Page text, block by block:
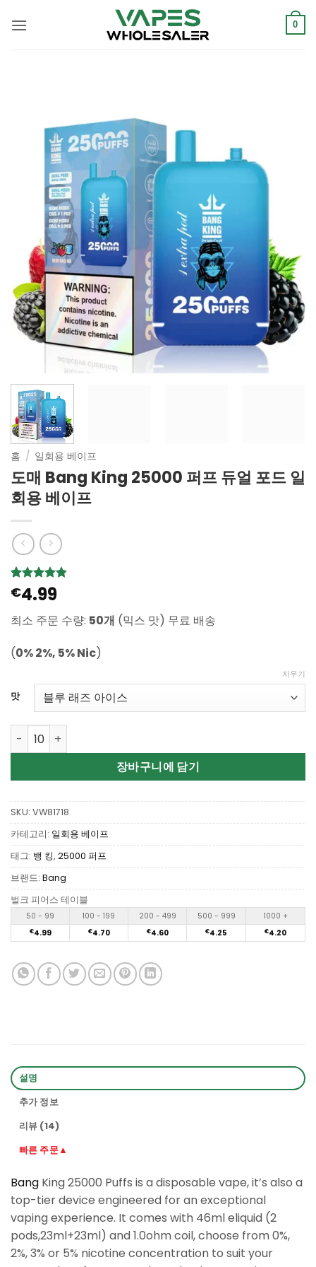
0
홈 / 일회용 베이프
도매 Bang King 25000 퍼프 듀얼 포드 일
회용 베이프
4.79개의
고객 평가
로 5점 만
14
로 평가됨
€4.99
최소 주문 수량: 50개 (믹스 맛) 무료 배송
(0% 2%, 5% Nic)
맛
지우기
Wholesale Bang King 25000 Puffs Dual Pods Disposable
장바구니에 담기
SKU: VW81718
카테고리: 일회용 베이프
태그: 뱅 킹, 25000 퍼프
브랜드: Bang
벌크 피어스 테이블
50 - 99 100 - 199 200 - 499 500 - 999 1000 +
€4.99 €4.70 €4.60 €4.25 €4.20
설명
추가 정보
리뷰 (14)
빠른 주문▲
Bang King 25000 Puffs is a disposable vape, it’s also a
top-tier device engineered for an exceptional
vaping experience. It comes with 46ml eliquid (2
pods,23ml+23ml) and 1.0ohm coil, choose from 0%,
2%, 3% or 5% nicotine concentration to suit your